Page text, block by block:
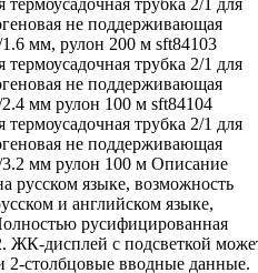
трубка 2/1 для
не поддерживающая
мм, рулон 200 м sft84103
трубка 2/1 для
не поддерживающая
мм рулон 100 м sft84104
трубка 2/1 для
не поддерживающая
3.2 мм рулон 100 м Описание
русском языке, возможность
и английском языке,
русифицированная
дисплей с подсветкой
2-столбцовые вводные данные.